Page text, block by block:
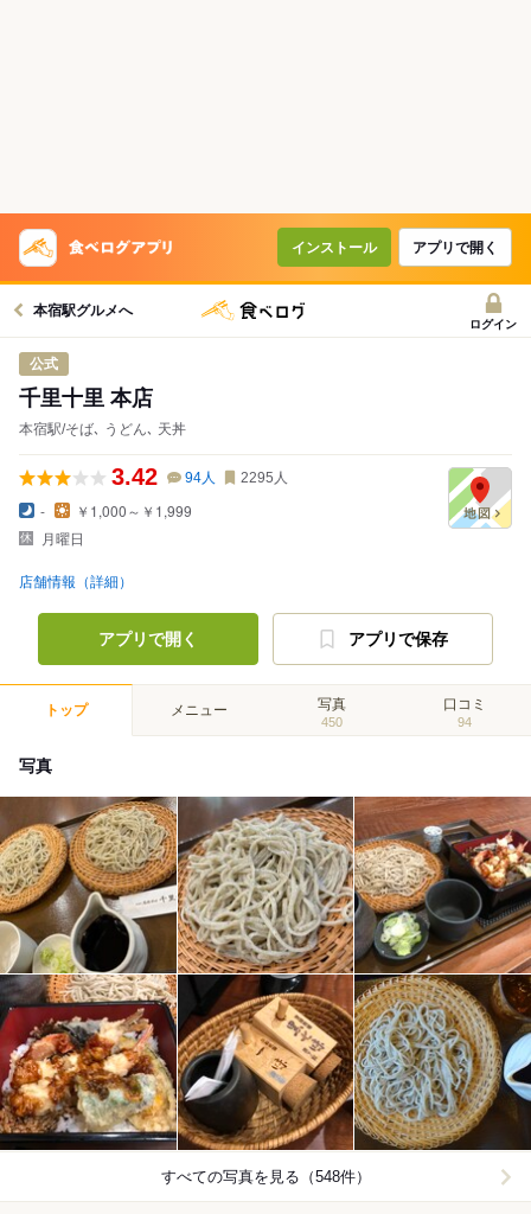
インストール アプリで開く
本宿駅グルメへ
ログイン
公式
千里十里 本店
本宿駅/そば､ うどん､ 天丼
3.42 94人 2295 人
-
￥1,000～￥1,999
月曜日
店舗情報（詳細）
アプリで開く アプリで保存
トップ メニュー 写真
450
口コミ
94
写真
すべての写真を見る（548件）